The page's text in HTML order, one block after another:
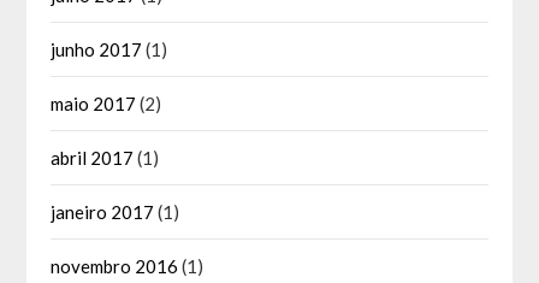
junho 2017 (1)
maio 2017 (2)
abril 2017 (1)
janeiro 2017 (1)
novembro 2016 (1)